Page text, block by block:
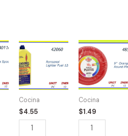
Cocina
$4.55
42060
-
RONSONOL
12oz
quantity
Cocina
$1.49
48524
-
PLATOS
9"
(10)
quantity